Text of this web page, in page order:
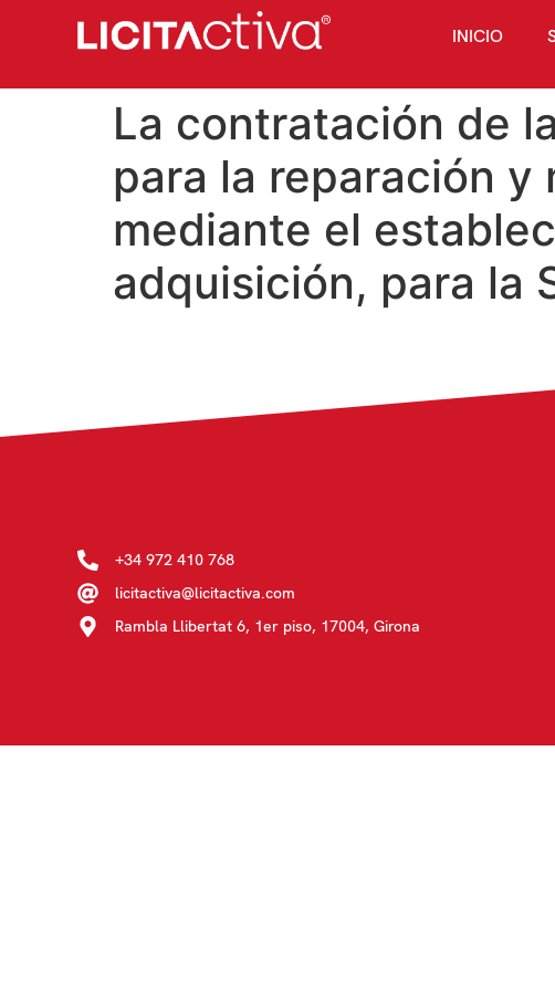
INICIO
La contratación de
para la reparación
mediante el
adquisición, para la
+34 972 410 768
licitactiva@licitactiva.com
Rambla Llibertat 6, 1er piso, 17004, Girona